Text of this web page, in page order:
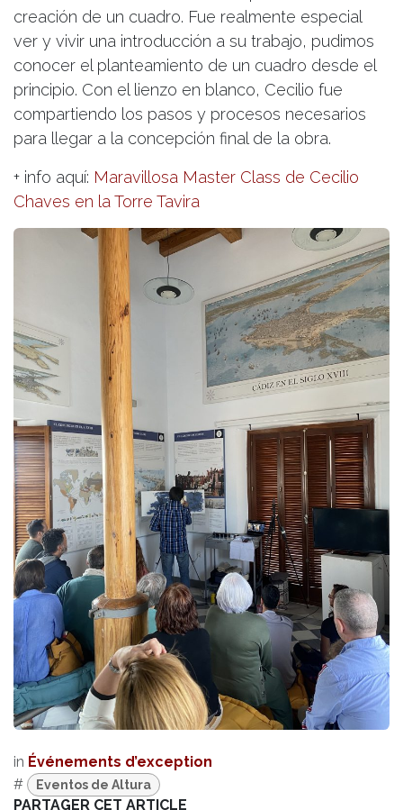
creación de un cuadro. Fue realmente especial
ver y vivir una introducción a su trabajo, pudimos
conocer el planteamiento de un cuadro desde el
principio. Con el lienzo en blanco, Cecilio fue
compartiendo los pasos y procesos necesarios
para llegar a la concepción final de la obra.
+ info aquí: Maravillosa Master Class de Cecilio
Chaves en la Torre Tavira
in Événements d’exception
#
Eventos de Altura
PARTAGER CET ARTICLE